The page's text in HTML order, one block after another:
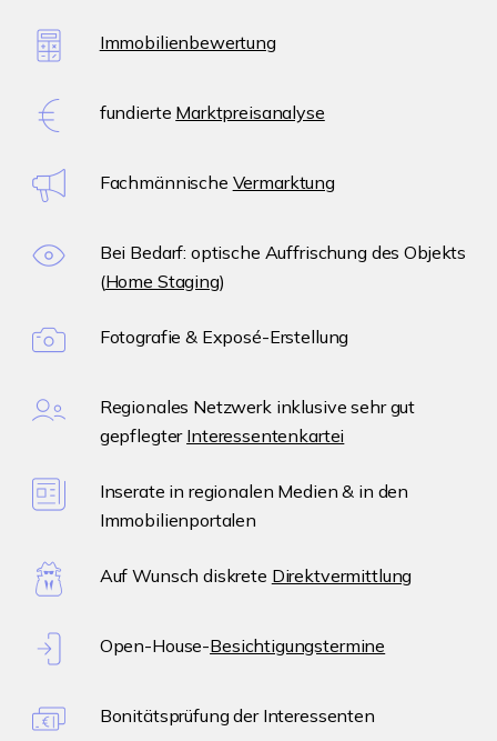
Immobilienbewertung
fundierte Marktpreisanalyse
Fachmännische Vermarktung
Bei Bedarf: optische Auffrischung des Objekts
(Home Staging)
Fotografie & Exposé-Erstellung
Regionales Netzwerk inklusive sehr gut
gepflegter Interessentenkartei
Inserate in regionalen Medien & in den
Immobilienportalen
Auf Wunsch diskrete Direktvermittlung
Open-House-Besichtigungstermine
Bonitätsprüfung der Interessenten